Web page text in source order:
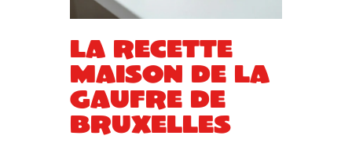
La recette
maison de la
gaufre de
Bruxelles